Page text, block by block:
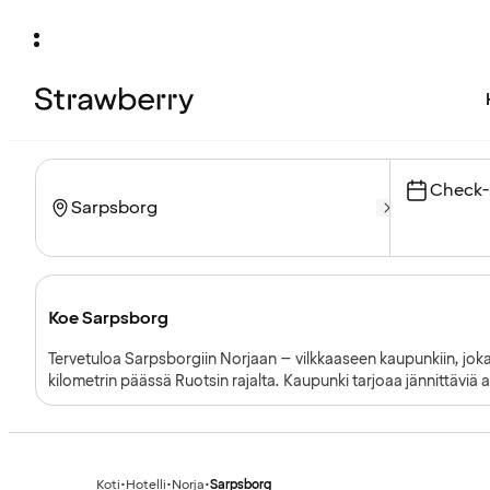
Koe Sarpsborg
Tervetuloa Sarpsborgiin Norjaan – vilkkaaseen kaupunkiin,
kilometrin päässä Ruotsin rajalta. Kaupunki tarjoaa jännittäviä
perheelle. Aurinkoinen Sarpsborg tunnetaan myös nimellä
Koti•Hotelli•Norja•Sarpsborg